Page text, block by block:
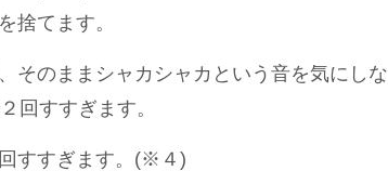
捨てます。
そのままシャカシャカという音を気にしな
回すすぎます。
すすぎます。(※４)